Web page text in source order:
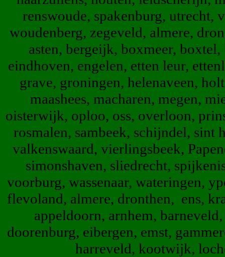
renswoude, spakenburg, utrecht,
woudenberg, zegeveld, almere,
asten, bergeijk, boxmeer,
eindhoven, engelen, etten leur,
grave, groningen, helenaveen,
maashees, macharen, megen,
oisterwijk, oploo, oss, overloon,
rosmalen, sambeek, schijndel,
valkenswaard, vierlingsbeek,
simonshaven, sliedrecht,
voorburg, wassenaar, wateringen,
flevoland, almere, dronthen, ens,
appeldoorn, arnhem,
doorenburg, eibergen, emst,
harreveld, kootwijk,